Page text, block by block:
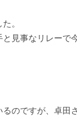
。
見事なリレーで
のですが、卓田